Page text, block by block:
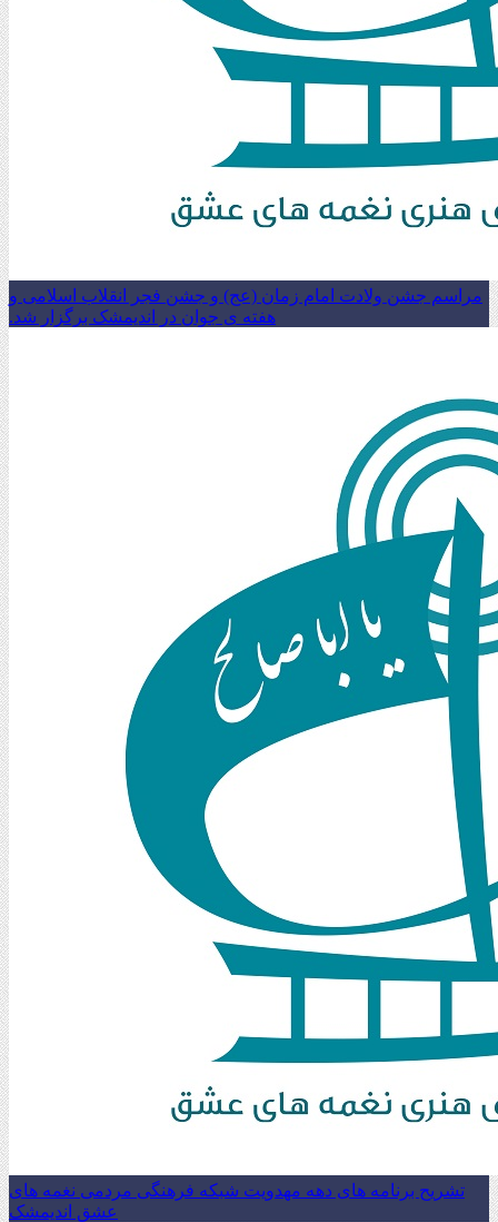
مراسم جشن ولادت امام زمان (عج) و جشن فجر انقلاب اسلامی و
هفته ی جوان در اندیمشک برگزار شد.
تشریح برنامه های دهه مهدویت شبکه فرهنگی مردمی نغمه های
عشق اندیمشک